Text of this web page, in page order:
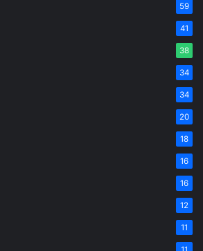
59
41
38
34
34
20
18
16
16
12
11